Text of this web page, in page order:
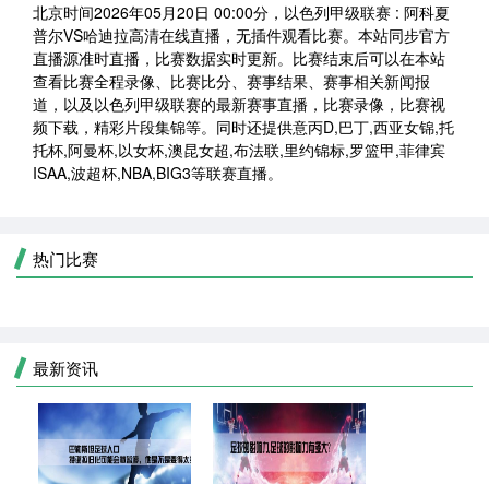
北京时间2026年05月20日 00:00分，以色列甲级联赛 : 阿科夏
普尔VS哈迪拉高清在线直播，无插件观看比赛。本站同步官方
直播源准时直播，比赛数据实时更新。比赛结束后可以在本站
查看比赛全程录像、比赛比分、赛事结果、赛事相关新闻报
道，以及以色列甲级联赛的最新赛事直播，比赛录像，比赛视
频下载，精彩片段集锦等。同时还提供意丙D,巴丁,西亚女锦,托
托杯,阿曼杯,以女杯,澳昆女超,布法联,里约锦标,罗篮甲,菲律宾
ISAA,波超杯,NBA,BIG3等联赛直播。
热门比赛
最新资讯